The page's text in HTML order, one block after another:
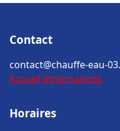
Contact
contact@chauffe-eau-
Accueil Informations
Horaires